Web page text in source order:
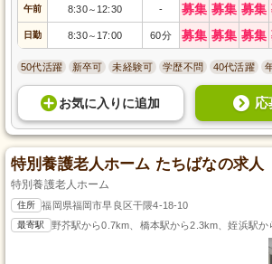
午前 8:30～ 12:30 - 募集 募集 募集
日勤 8:30～ 17:00 60分 募集 募集 募集
50代活躍 新卒可 未経験可 学歴不問 40代活躍
お気に入り に追加 応
特別養護老人ホーム たちばなの求人
特別養護老人ホーム
住所 福岡県福岡市早良区干隈4-18-10
最寄駅 野芥駅から0.7km、橋本駅から2.3km、姪浜駅か